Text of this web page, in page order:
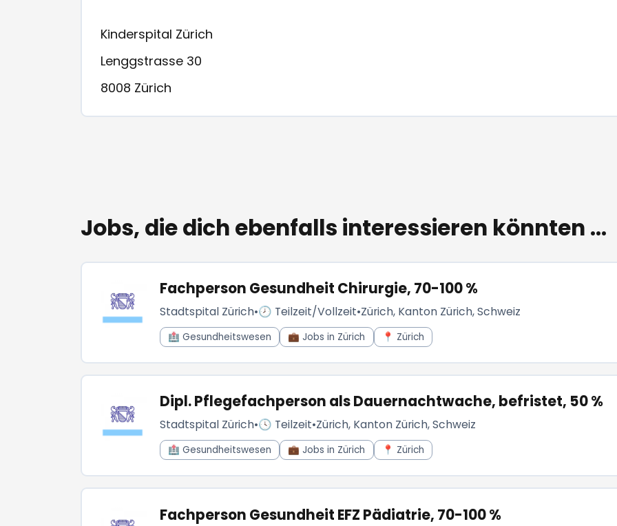
Kinderspital Zürich
Lenggstrasse 30
8008 Zürich
Jobs, die dich ebenfalls interessieren könnten ...
Fachperson Gesundheit Chirurgie, 70-100 %
Stadtspital Zürich•🕗 Teilzeit/Vollzeit•Zürich, Kanton Zürich, Schweiz
🏥 Gesundheitswesen 💼 Jobs in Zürich 📍 Zürich
Dipl. Pflegefachperson als Dauernachtwache, befristet, 50 %
Stadtspital Zürich•🕓 Teilzeit•Zürich, Kanton Zürich, Schweiz
🏥 Gesundheitswesen 💼 Jobs in Zürich 📍 Zürich
Fachperson Gesundheit EFZ Pädiatrie, 70-100 %